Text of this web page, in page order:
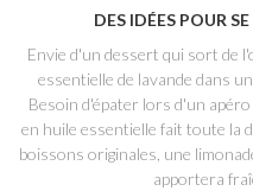
DES IDÉES POUR
Envie d'un dessert qui sort de
essentielle de lavande dans
Besoin d'épater lors d'un
en huile essentielle fait toute la
boissons originales, une
apportera